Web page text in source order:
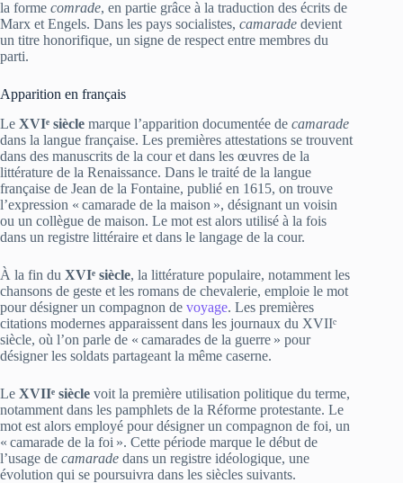
la forme comrade, en partie grâce à la traduction des écrits de
Marx et Engels. Dans les pays socialistes, camarade devient
un titre honorifique, un signe de respect entre membres du
parti.
Apparition en français
Le XVIᵉ siècle marque l’apparition documentée de camarade
dans la langue française. Les premières attestations se trouvent
dans des manuscrits de la cour et dans les œuvres de la
littérature de la Renaissance. Dans le traité de la langue
française de Jean de la Fontaine, publié en 1615, on trouve
l’expression « camarade de la maison », désignant un voisin
ou un collègue de maison. Le mot est alors utilisé à la fois
dans un registre littéraire et dans le langage de la cour.
À la fin du XVIᵉ siècle, la littérature populaire, notamment les
chansons de geste et les romans de chevalerie, emploie le mot
pour désigner un compagnon de voyage. Les premières
citations modernes apparaissent dans les journaux du XVIIᵉ
siècle, où l’on parle de « camarades de la guerre » pour
désigner les soldats partageant la même caserne.
Le XVIIᵉ siècle voit la première utilisation politique du terme,
notamment dans les pamphlets de la Réforme protestante. Le
mot est alors employé pour désigner un compagnon de foi, un
« camarade de la foi ». Cette période marque le début de
l’usage de camarade dans un registre idéologique, une
évolution qui se poursuivra dans les siècles suivants.